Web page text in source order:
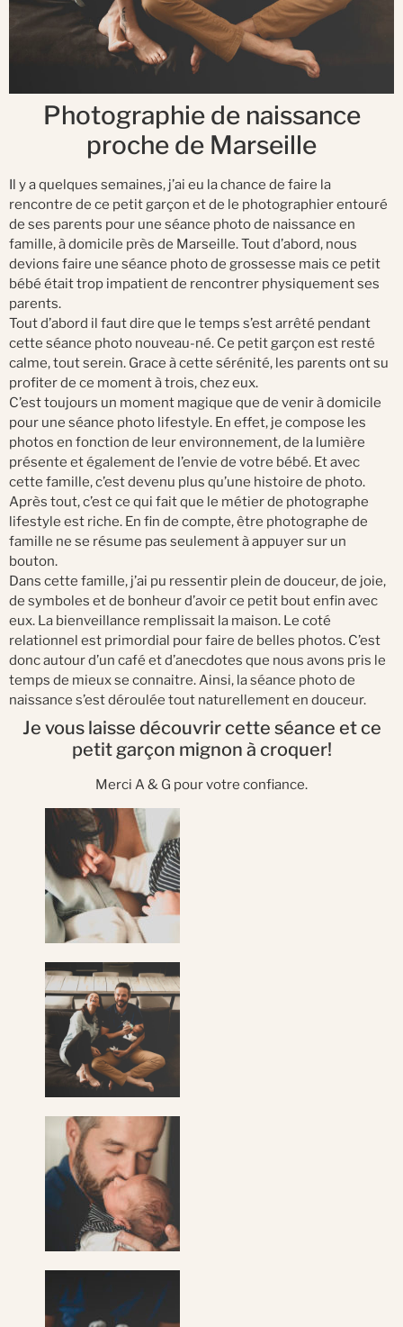
Photographie de naissance
proche de Marseille
Il y a quelques semaines, j’ai eu la chance de faire la
rencontre de ce petit garçon et de le photographier entouré
de ses parents pour une séance photo de naissance en
famille, à domicile près de Marseille. Tout d’abord, nous
devions faire une séance photo de grossesse mais ce petit
bébé était trop impatient de rencontrer physiquement ses
parents.
Tout d’abord il faut dire que le temps s’est arrêté pendant
cette séance photo nouveau-né. Ce petit garçon est resté
calme, tout serein. Grace à cette sérénité, les parents ont su
profiter de ce moment à trois, chez eux.
C’est toujours un moment magique que de venir à domicile
pour une séance photo lifestyle. En effet, je compose les
photos en fonction de leur environnement, de la lumière
présente et également de l’envie de votre bébé. Et avec
cette famille, c’est devenu plus qu’une histoire de photo.
Après tout, c’est ce qui fait que le métier de photographe
lifestyle est riche. En fin de compte, être photographe de
famille ne se résume pas seulement à appuyer sur un
bouton.
Dans cette famille, j’ai pu ressentir plein de douceur, de joie,
de symboles et de bonheur d’avoir ce petit bout enfin avec
eux. La bienveillance remplissait la maison. Le coté
relationnel est primordial pour faire de belles photos. C’est
donc autour d’un café et d’anecdotes que nous avons pris le
temps de mieux se connaitre. Ainsi, la séance photo de
naissance s’est déroulée tout naturellement en douceur.
Je vous laisse découvrir cette séance et ce
petit garçon mignon à croquer!
Merci A & G pour votre confiance.